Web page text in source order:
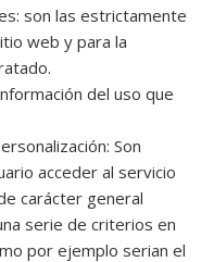
son las estrictamente
web y para la
del uso que
Son
acceder al servicio
carácter general
serie de criterios en
por ejemplo serian el